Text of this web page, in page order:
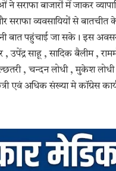
ने सराफा बाजारों में जाकर
सराफा व्यवसायियों से
बात पहुंचाई जा सके। इस
, उपेंद्र साहू , सादिक बैलीम ,
, चन्दन लोधी , मुकेश लोधी
एवं अधिक संख्या मे कॉग्रेस